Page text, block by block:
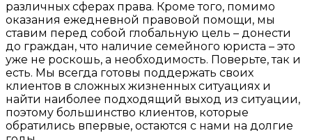
различных сферах права. Кроме того, помимо
оказания ежедневной правовой помощи, мы
ставим перед собой глобальную цель – донести
до граждан, что наличие семейного юриста – это
уже не роскошь, а необходимость. Поверьте, так и
есть. Мы всегда готовы поддержать своих
клиентов в сложных жизненных ситуациях и
найти наиболее подходящий выход из ситуации,
поэтому большинство клиентов, которые
обратились впервые, остаются с нами на долгие